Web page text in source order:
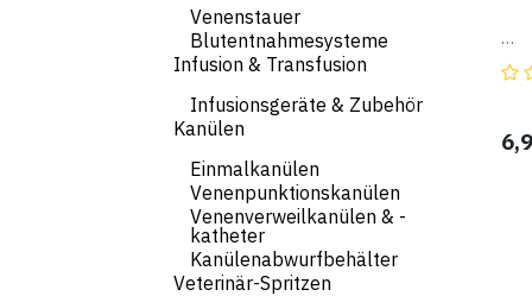
Venenstauer
Blutentnahmesysteme
Infusion & Transfusion
Infusionsgeräte & Zubehör
Kanülen
Einmalkanülen
Venenpunktionskanülen
Venenverweilkanülen & -
katheter
Kanülenabwurfbehälter
Veterinär-Spritzen